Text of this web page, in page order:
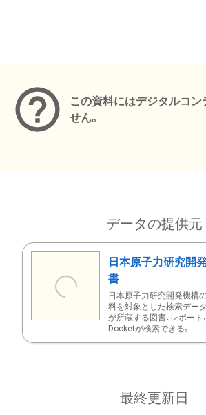
この資料にはデジタルコン
せん。
データの提供元
日本原子力研究開
書
日本原子力研究開発機構
料を対象とした検索デー
が所蔵する図書、レポート
Docketが検索できる。
最終更新日